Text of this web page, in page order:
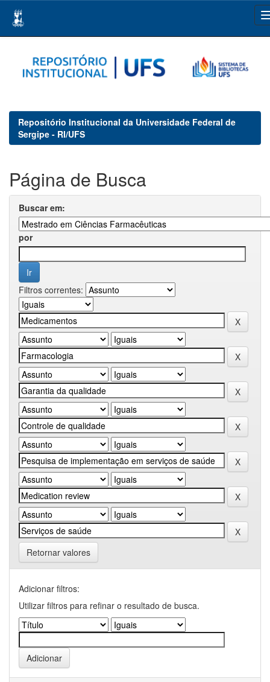
navigation
Repositório Institucional da Universidade Federal de
Sergipe - RI/UFS
Página de Busca
Buscar em:
por
Filtros correntes:
Retornar valores
Adicionar filtros:
Utilizar filtros para refinar o resultado de busca.